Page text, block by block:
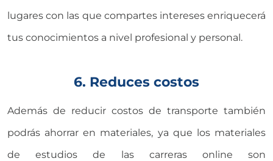
lugares con las que compartes intereses enriquecerá
tus conocimientos a nivel profesional y personal.
6. Reduces costos
Además de reducir costos de transporte también
podrás ahorrar en materiales, ya que los materiales
de estudios de las carreras online son